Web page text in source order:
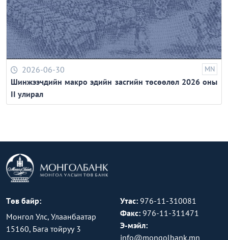
2026-06-30 MN
Шинжээчдийн макро эдийн засгийн төсөөлөл 2026 оны
II улирал
Төв байр:
Монгол Улс, Улаанбаатар
15160, Бага тойруу 3
Утас: 976-11-310081
Факс: 976-11-311471
Э-мэйл:
info@mongolbank.mn